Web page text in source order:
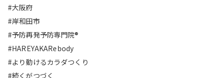
#大阪府
#岸和田市
#予防再発予防専門院®︎
#HAREYAKARebody
#より動けるカラダつくり
#続くがつづく